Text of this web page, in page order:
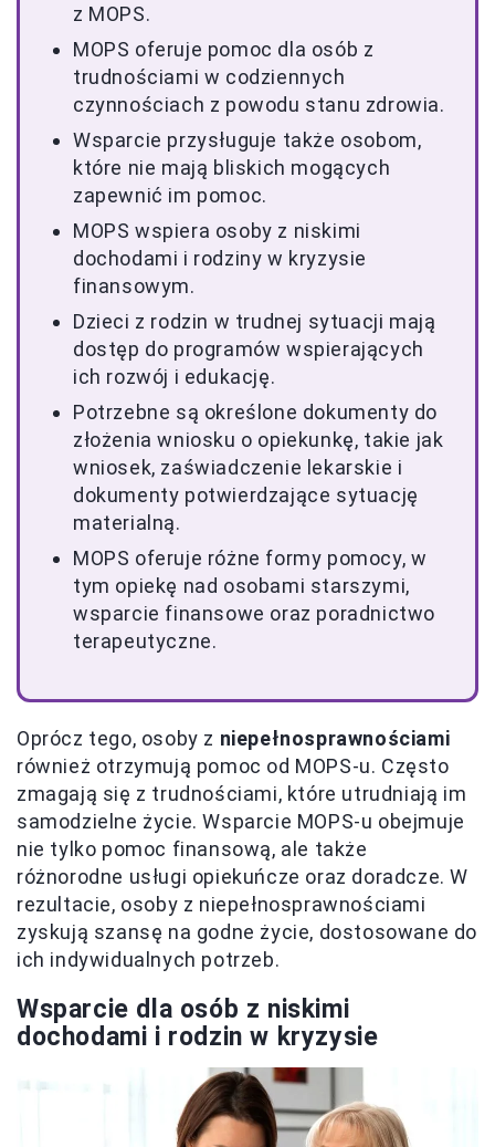
z MOPS.
MOPS oferuje pomoc dla osób z
trudnościami w codziennych
czynnościach z powodu stanu zdrowia.
Wsparcie przysługuje także osobom,
które nie mają bliskich mogących
zapewnić im pomoc.
MOPS wspiera osoby z niskimi
dochodami i rodziny w kryzysie
finansowym.
Dzieci z rodzin w trudnej sytuacji mają
dostęp do programów wspierających
ich rozwój i edukację.
Potrzebne są określone dokumenty do
złożenia wniosku o opiekunkę, takie jak
wniosek, zaświadczenie lekarskie i
dokumenty potwierdzające sytuację
materialną.
MOPS oferuje różne formy pomocy, w
tym opiekę nad osobami starszymi,
wsparcie finansowe oraz poradnictwo
terapeutyczne.
Oprócz tego, osoby z niepełnosprawnościami
również otrzymują pomoc od MOPS-u. Często
zmagają się z trudnościami, które utrudniają im
samodzielne życie. Wsparcie MOPS-u obejmuje
nie tylko pomoc finansową, ale także
różnorodne usługi opiekuńcze oraz doradcze. W
rezultacie, osoby z niepełnosprawnościami
zyskują szansę na godne życie, dostosowane do
ich indywidualnych potrzeb.
Wsparcie dla osób z niskimi
dochodami i rodzin w kryzysie